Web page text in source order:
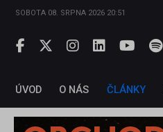
SOBOTA 08. SRPNA 2026 20:51
ÚVOD O NÁS ČLÁNKY